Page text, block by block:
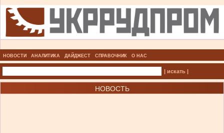
НОВОСТИ АНАЛИТИКА ДАЙДЖЕСТ СПРАВОЧНИК О НАС
| искать |
НОВОСТЬ